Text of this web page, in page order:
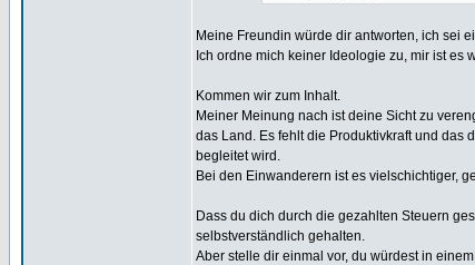
Meine Freundin würde dir antworten, ich sei
Ich ordne mich keiner Ideologie zu, mir ist es
Kommen wir zum Inhalt.
Meiner Meinung nach ist deine Sicht zu
das Land. Es fehlt die Produktivkraft und das
begleitet wird.
Bei den Einwanderern ist es vielschichtiger,
Dass du dich durch die gezahlten Steuern
selbstverständlich gehalten.
Aber stelle dir einmal vor, du würdest in